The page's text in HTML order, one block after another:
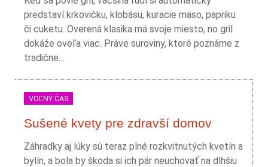
predstaví krkovičku, klobásu, kuracie mäso, papriku
či cuketu. Overená klasika má svoje miesto, no gril
dokáže oveľa viac. Práve suroviny, ktoré poznáme z
tradične...
VOĽNÝ ČAS
Sušené kvety pre zdravší domov
Záhradky aj lúky sú teraz plné rozkvitnutých kvetín a
bylín, a bola by škoda si ich pár neuchovať na dlhšiu